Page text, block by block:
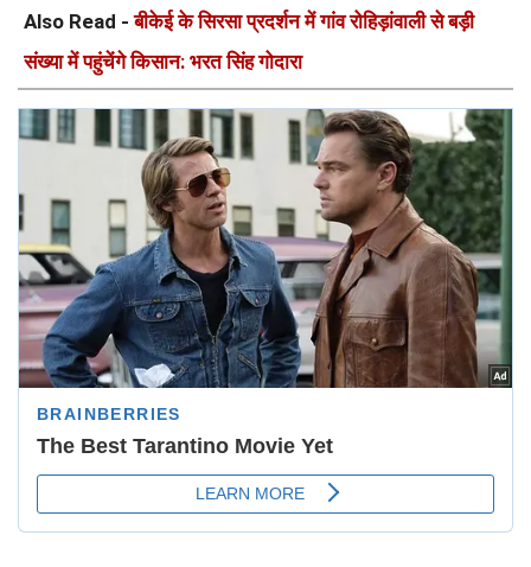
Also Read -बीकेई के सिरसा प्रदर्शन में गांव रोहिड़ांवाली से बड़ी
संख्या में पहुंचेंगे किसान: भरत सिंह गोदारा